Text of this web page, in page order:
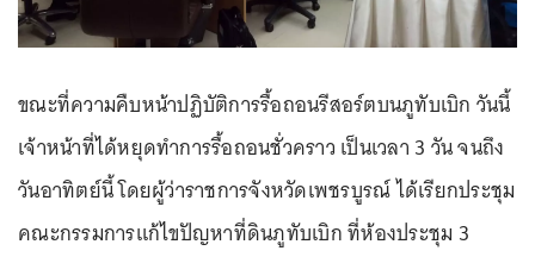
ขณะที่ความคืบหน้าปฏิบัติการรื้อถอนรีสอร์ตบนภูทับเบิก วันนี้
เจ้าหน้าที่ได้หยุดทำการรื้อถอนชั่วคราว เป็นเวลา 3 วัน จนถึง
วันอาทิตย์นี้ โดยผู้ว่าราชการจังหวัดเพชรบูรณ์ ได้เรียกประชุม
คณะกรรมการแก้ไขปัญหาที่ดินภูทับเบิก ที่ห้องประชุม 3